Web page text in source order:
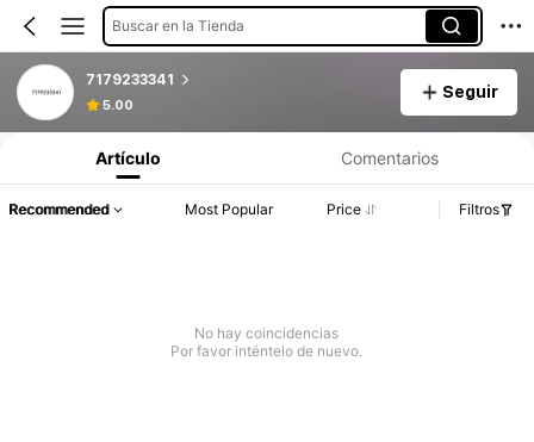
Buscar en la Tienda
7179233341
5.00
Seguir
Artículo Comentarios
Recommended Most Popular Price Filtros
No hay coincidencias
Por favor inténtelo de nuevo.